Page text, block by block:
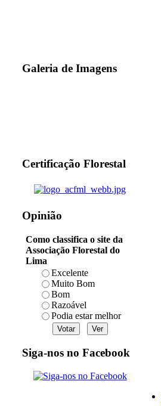
Galeria de Imagens
Certificação Florestal
Opinião
Como classifica o site da
Associação Florestal do
Lima
Excelente
Muito Bom
Bom
Razoável
Podia estar melhor
Siga-nos no Facebook